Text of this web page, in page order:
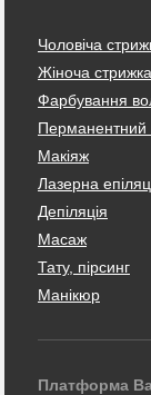
Чоловіча
Жіноча стрижка
Фарбування
Перманентний
Макіяж
Лазерна
Депіляція
Масаж
Тату, пірсинг
Манікюр
Платформа